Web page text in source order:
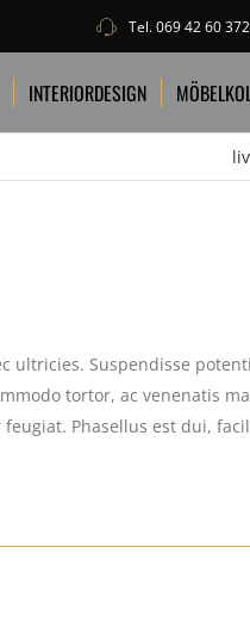
Tel.069 42 60
INTERIORDESIGN
MÖBELKOLLEKTION
Suspendisse
tortor, ac venenatis
Phasellus est dui,